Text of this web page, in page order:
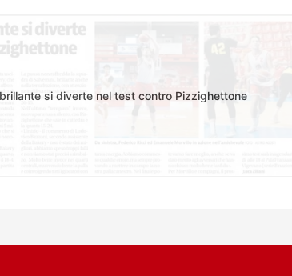
si diverte nel test contro Pizzighettone